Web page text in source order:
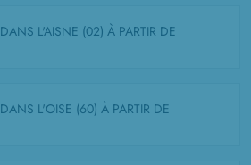
20 OFFRES DANS L'AISNE (02) À PARTIR DE
90 OFFRES DANS L'OISE (60) À PARTIR DE